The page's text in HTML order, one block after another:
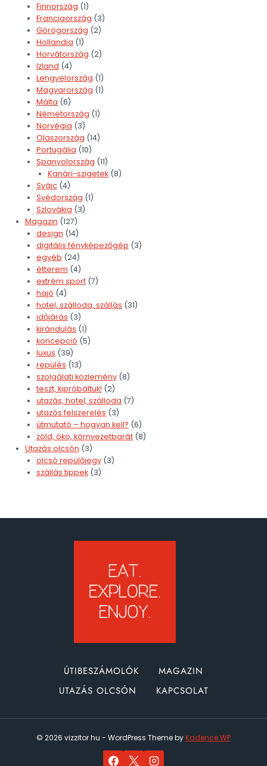
Finnország (1)
Franciaország (3)
Görögország (2)
Hollandia (1)
Horvátország (2)
Izland (4)
Lengyelország (1)
Magyarország (1)
Málta (6)
Németország (1)
Norvégia (3)
Olaszország (14)
Portugália (10)
Spanyolország (11)
Kanári-szigetek(8)
Svájc(4)
Svédország (1)
Szlovákia (3)
Magazin (127)
design (14)
digitális fényképezőgép (3)
egyéb (24)
étterem (4)
extrém sport(7)
hajó (4)
hotel, szálloda, szállás (31)
időjárás (3)
kirándulás (1)
koncepció (5)
luxus (39)
repülés (13)
szolgálati közlemény(8)
teszt, kipróbáltuk! (2)
utazás, hotel, szálloda (7)
utazós felszerelés (3)
útmutató – hogyan kell? (6)
zöld, öko, környezetbarát(8)
Utazás olcsón (3)
olcsó repülőjegy(3)
szállás tippek(3)
ÚTIBESZÁMOLÓK
MAGAZIN
UTAZÁS OLCSÓN
KAPCSOLAT
© 2026 vizzitor.hu - WordPress Theme byKadence WP